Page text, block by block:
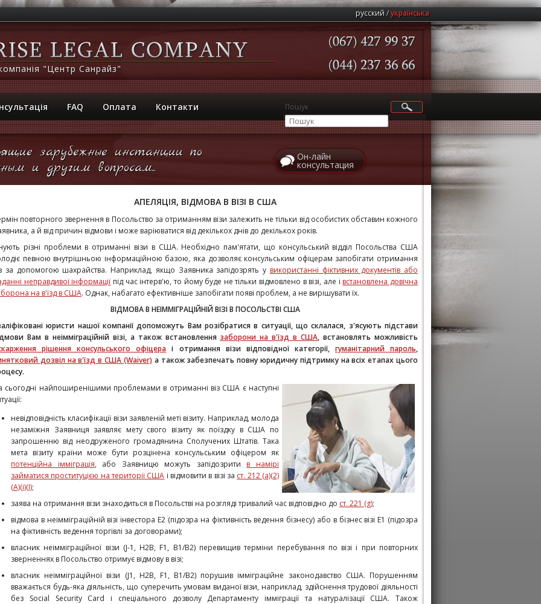
русский українська
FAQ Оплата Контакти Пошук
"Центр Санрайз"
зарубежные инстанции по
и другим вопросам...
Он-лайн
консультация
АПЕЛЯЦІЯ, ВІДМОВА В ВІЗІ В США
повторного звернення в Посольство за отриманням візи залежить не тільки від особистих обставин кожного
а й від причин відмови і може варіюватися від декількох днів до декількох років.
різні проблеми в отриманні візи в США. Необхідно пам'ятати, що консульський відділ Посольства США
певною внутрішньою інформаційною базою, яка дозволяє консульським офіцерам запобігати отримання
за допомогою шахрайства. Наприклад, якщо Заявника запідозрять у використанні фіктивних документів або
неправдивої інформації під час інтерв'ю, то йому буде не тільки відмовлено в візі, але і встановлена довічна
на в'їзд в США. Однак, набагато ефективніше запобігати появі проблем, а не вирішувати їх.
ВІДМОВА В НЕІММІГРАЦІЙНІЙ ВІЗІ В ПОСОЛЬСТВІ США
юристи нашої компанії допоможуть Вам розібратися в ситуації, що склалася, з'ясують підстави
Вам в неімміграційній візі, а також встановлення заборони на в'їзд в США, встановлять можливість
рішення консульського офіцера і отримання візи відповідної категорії, гуманітарний пароль,
дозвіл на в'їзд в США (Waiver) а також забезпечать повну юридичну підтримку на всіх етапах цього
сьогодні найпоширенішими проблемами в отриманні віз США є наступні
невідповідність класифікації візи заявленій меті візиту. Наприклад, молода
незаміжня Заявниця заявляє мету свого візиту як поїздку в США по
запрошенню від неодруженого громадянина Сполучених Штатів. Така
мета візиту країни може бути розцінена консульським офіцером як
потенційна імміграція, або Заявницю можуть запідозрити в намірі
займатися проституцією на території США і відмовити в візі за ст. 212 (a)(2)
(A)(i)(I);
заява на отримання візи знаходиться в Посольстві на розгляді тривалий час відповідно до ст. 221 (g);
відмова в неімміграційній візі інвестора Е2 (підозра на фіктивність ведення бізнесу) або в бізнес візі Е1 (підозра
на фіктивність ведення торгівлі за договорами);
власник неімміграційної візи (J-1, Н2В, F1, В1/В2) перевищив терміни перебування по візі і при повторних
зверненнях в Посольство отримує відмову в візі;
власник неімміграційної візи (J1, Н2В, F1, В1/В2) порушив імміграційне законодавство США. Порушенням
вважається будь-яка діяльність, що суперечить умовам виданої візи, наприклад, здійснення трудової діяльності
без Social Security Card і спеціального дозволу Департаменту імміграції та натуралізації США. Також